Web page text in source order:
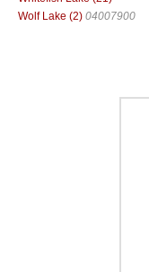
Wolf Lake (2) 04007900